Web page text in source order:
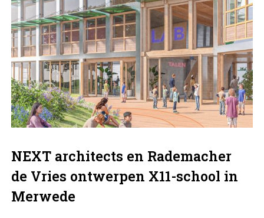
NEXT architects en Rademacher
de Vries ontwerpen X11-school in
Merwede